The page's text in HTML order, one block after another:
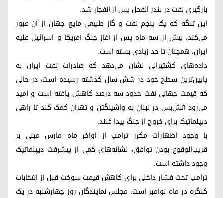
بارگیری نفت در بندر الفحل پس از انفجار شد.
این تنگه که یک پنجم نفت و گاز طبیعی مایع جهان از آن عبور
می‌کند، بیش از سه ماه پس از آغاز جنگ آمریکا و اسرائیل علیه
ایران، همچنان تا حد زیادی بسته است.
داده‌های کشتیرانی نشان می‌دهد که صادرات نفت ایران به
پایین‌ترین سطح خود در شش سال گذشته رسیده است، در حالی
که قیمت جهانی نفت حدود سه درصد کاهش یافته است و امید
می‌رود آتش‌بس در لبنان به واشینگتن و تهران کمک کند تا راهی
دیپلماتیک برای خروج از جنگ پیدا کنند.
با وجود اظهارات مکرر ترامپ از اواخر ماه مارس مبنی بر
قریب‌الوقوع بودن توافق، نشانه‌های کمی از پیشرفت دیپلماتیک
وجود داشته است.
ترامپ تحت فشار داخلی برای کاهش قیمت سوخت قبل از انتخابات
کنگره در ماه نوامبر است. مجلس نمایندگان روز چهارشنبه در یک